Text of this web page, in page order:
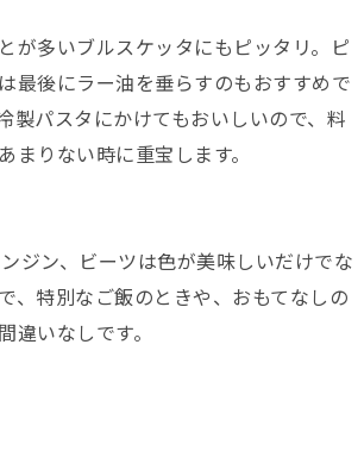
が多いブルスケッタにもピッタリ。ピ
最後にラー油を垂らすのもおすすめで
製パスタにかけてもおいしいので、料
まりない時に重宝します。
ンジン、ビーツは色が美味しいだけでな
、特別なご飯のときや、おもてなしの
違いなしです。